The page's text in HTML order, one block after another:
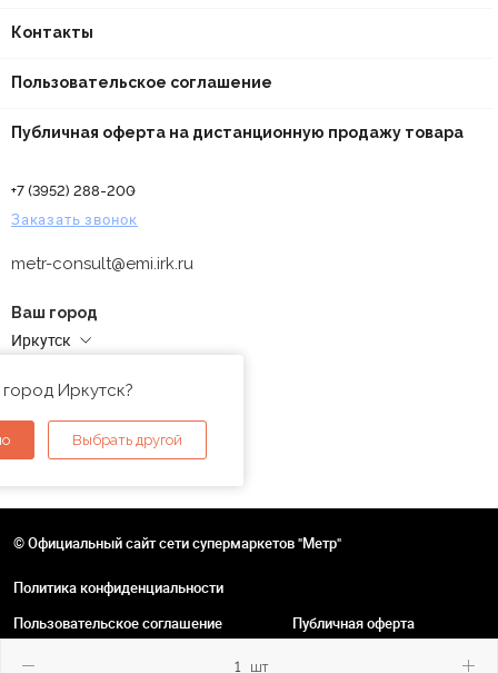
шт
Контакты
Пользовательское соглашение
Публичная оферта на дистанционную продажу товара
+7 (3952) 288-200
Заказать звонок
metr-consult@emi.irk.ru
Ваш город
Иркутск
Иркутск?
Выбрать другой
© Официальный сайт сети супермаркетов "Метр"
Политика конфиденциальности
Пользовательское соглашение
Публичная оферта